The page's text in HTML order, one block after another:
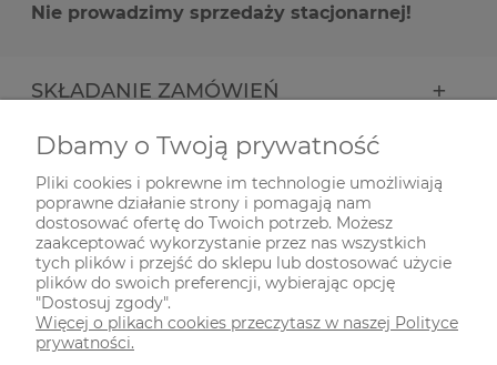
Nie prowadzimy sprzedaży stacjonarnej!
SKŁADANIE ZAMÓWIEŃ
INFORMACJE
ODWIEDŹ NAS NA
Dbamy o Twoją prywatność
Pliki cookies i pokrewne im technologie umożliwiają
poprawne działanie strony i pomagają nam
dostosować ofertę do Twoich potrzeb. Możesz
zaakceptować wykorzystanie przez nas wszystkich
tych plików i przejść do sklepu lub dostosować użycie
plików do swoich preferencji, wybierając opcję
"Dostosuj zgody".
Więcej o plikach cookies przeczytasz w naszej Polityce
prywatności.